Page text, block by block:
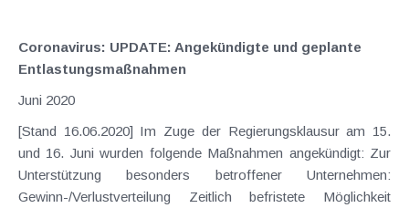
Coronavirus: UPDATE: Angekündigte und geplante
Entlastungsmaßnahmen
Juni 2020
[Stand 16.06.2020] Im Zuge der Regierungsklausur am 15.
und 16. Juni wurden folgende Maßnahmen angekündigt: Zur
Unterstützung besonders betroffener Unternehmen:
Gewinn-/Verlustverteilung Zeitlich befristete Möglichkeit